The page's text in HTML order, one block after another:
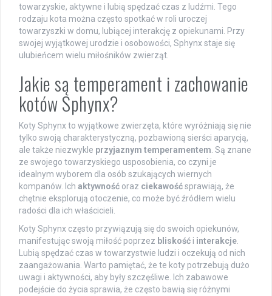
towarzyskie, aktywne i lubią spędzać czas z ludźmi. Tego
rodzaju kota można często spotkać w roli uroczej
towarzyszki w domu, lubiącej interakcję z opiekunami. Przy
swojej wyjątkowej urodzie i osobowości, Sphynx staje się
ulubieńcem wielu miłośników zwierząt.
Jakie są temperament i zachowanie
kotów Sphynx?
Koty Sphynx to wyjątkowe zwierzęta, które wyróżniają się nie
tylko swoją charakterystyczną, pozbawioną sierści aparycją,
ale także niezwykle przyjaznym temperamentem . Są znane
ze swojego towarzyskiego usposobienia, co czyni je
idealnym wyborem dla osób szukających wiernych
kompanów. Ich aktywność oraz ciekawośćsprawiają, że
chętnie eksplorują otoczenie, co może być źródłem wielu
radości dla ich właścicieli.
Koty Sphynx często przywiązują się do swoich opiekunów,
manifestując swoją miłość poprzez bliskość i interakcje
Lubią spędzać czas w towarzystwie ludzi i oczekują od nich
zaangażowania. Warto pamiętać, że te koty potrzebują dużo
uwagi i aktywności, aby były szczęśliwe. Ich zabawowe
podejście do życia sprawia, że często bawią się różnymi